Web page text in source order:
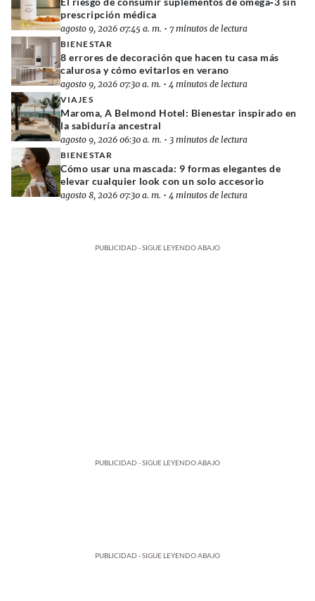
prescripción médica
agosto 9, 2026 07:45 a. m. • 7 minutos de lectura
BIENESTAR
8 errores de decoración que hacen tu casa más
calurosa y cómo evitarlos en verano
agosto 9, 2026 07:30 a. m. • 4 minutos de lectura
VIAJES
Maroma, A Belmond Hotel: Bienestar inspirado en
la sabiduría ancestral
agosto 9, 2026 06:30 a. m. • 3 minutos de lectura
BIENESTAR
Cómo usar una mascada: 9 formas elegantes de
elevar cualquier look con un solo accesorio
agosto 8, 2026 07:30 a. m. • 4 minutos de lectura
PUBLICIDAD - SIGUE LEYENDO ABAJO
PUBLICIDAD - SIGUE LEYENDO ABAJO
PUBLICIDAD - SIGUE LEYENDO ABAJO